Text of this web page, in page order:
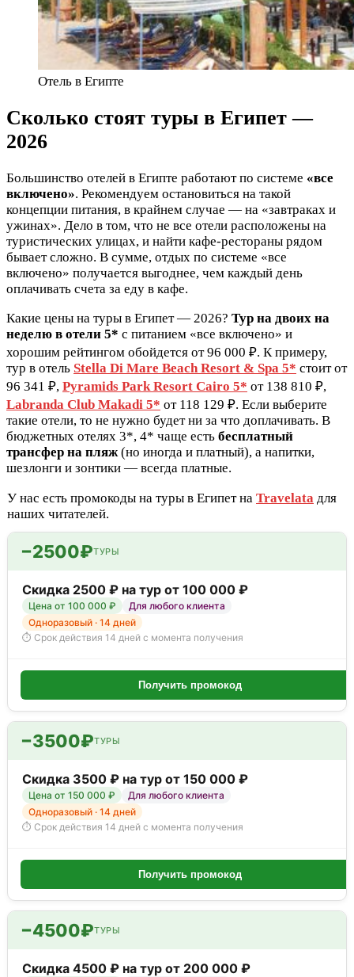
Отель в Египте
Сколько стоят туры в Египет —
2026
Большинство отелей в Египте работают по системе «все
включено». Рекомендуем остановиться на такой
концепции питания, в крайнем случае — на «завтраках и
ужинах». Дело в том, что не все отели расположены на
туристических улицах, и найти кафе-рестораны рядом
бывает сложно. В сумме, отдых по системе «все
включено» получается выгоднее, чем каждый день
оплачивать счета за еду в кафе.
Какие цены на туры в Египет — 2026? Тур на двоих на
неделю в отели 5* с питанием «все включено» и
хорошим рейтингом обойдется от 96 000 ₽. К примеру,
тур в отель Stella Di Mare Beach Resort & Spa 5* стоит от
96 341 ₽, Pyramids Park Resort Cairo 5* от 138 810 ₽,
Labranda Club Makadi 5* от 118 129 ₽. Если выберите
такие отели, то не нужно будет ни за что доплачивать. В
бюджетных отелях 3*, 4* чаще есть бесплатный
трансфер на пляж(но иногда и платный), а напитки,
шезлонги и зонтики — всегда платные.
У нас есть промокоды на туры в Египет на Travelata для
наших читателей.
−2500₽ТУРЫ
Скидка 2500 ₽ на тур от 100 000 ₽
Цена от 100 000 ₽
Для любого клиента
Одноразовый · 14 дней
⏱ Срок действия 14 дней с момента получения
Получить промокод
−3500₽ТУРЫ
Скидка 3500 ₽ на тур от 150 000 ₽
Цена от 150 000 ₽
Для любого клиента
Одноразовый · 14 дней
⏱ Срок действия 14 дней с момента получения
Получить промокод
−4500₽ТУРЫ
Скидка 4500 ₽ на тур от 200 000 ₽